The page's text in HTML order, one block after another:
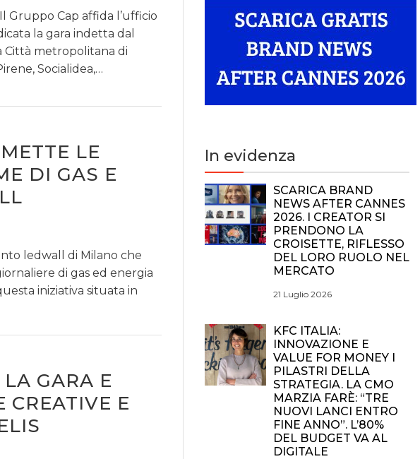
Gruppo Cap affida l’ufficio
la gara indetta dal
Città metropolitana di
Socialidea,…
LE
DI GAS E
ledwall di Milano che
di gas ed energia
iniziativa situata in
GARA E
CREATIVE E
In evidenza
SCARICA BRAND
NEWS AFTER CANNES
2026. I CREATOR SI
PRENDONO LA
CROISETTE, RIFLESSO
DEL LORO RUOLO NEL
MERCATO
21 Luglio 2026
KFC ITALIA:
INNOVAZIONE E
VALUE FOR MONEY I
PILASTRI DELLA
STRATEGIA. LA CMO
MARZIA FARÈ: “TRE
NUOVI LANCI ENTRO
FINE ANNO”. L’80%
DEL BUDGET VA AL
DIGITALE